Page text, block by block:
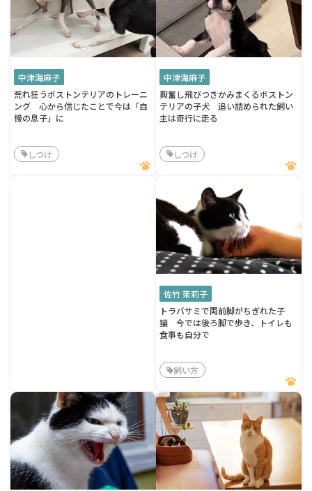
中津海麻子
荒れ狂うボストンテリアのトレーニ
ング 心から信じたことで今は「自
慢の息子」に
しつけ
中津海麻子
興奮し飛びつきかみまくるボストン
テリアの子犬 追い詰められた飼い
主は奇行に走る
しつけ
佐竹 茉莉子
トラバサミで両前脚がちぎれた子
猫 今では後ろ脚で歩き、トイレも
食事も自分で
飼い方